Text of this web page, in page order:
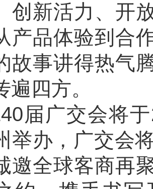
创新活力、开
产品体验到合
故事讲得热气
遍四方。
届广交会将
举办，广交会
邀全球客商再